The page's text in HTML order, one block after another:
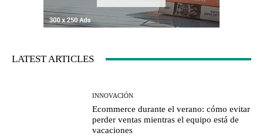
LATEST ARTICLES
INNOVACIÓN
Ecommerce durante el verano: cómo evitar
perder ventas mientras el equipo está de
vacaciones